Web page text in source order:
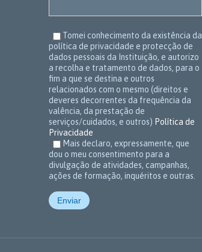
Tomei conhecimento da existência da
política de privacidade e protecção de
dados pessoais da Instituição, e autorizo
a recolha e tratamento de dados, para o
fim a que se destina e outros
relacionados com o mesmo (direitos e
deveres decorrentes da frequência da
valência, da prestação de
serviços/cuidados, e outros) Política de
Privacidade
Mais declaro, expressamente, que
dou o meu consentimento para a
divulgação de atividades, campanhas,
ações de formação, inquéritos e outras.